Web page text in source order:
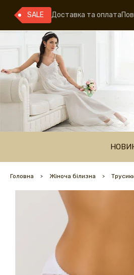
SALE Доставка та оплата
Головна Жіноча білизна